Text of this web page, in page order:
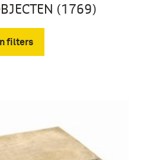
(1769)
filters